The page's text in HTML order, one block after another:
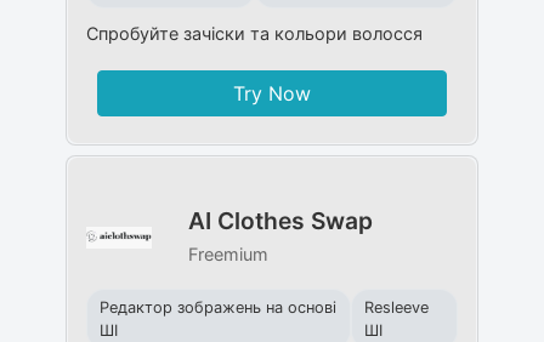
Спробуйте зачіски та кольори волосся
Try Now
AI Clothes Swap
Freemium
Редактор зображень на основі
ШІ
Resleeve
ШІ